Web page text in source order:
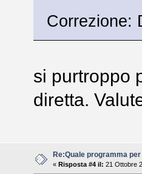
Correzione:
si purtroppo
diretta.
Re:Quale programma
« Risposta #4 il: 21 Ottobre